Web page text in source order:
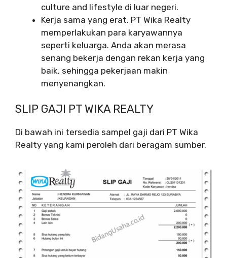
culture and lifestyle di luar negeri.
Kerja sama yang erat. PT Wika Realty
memperlakukan para karyawannya
seperti keluarga. Anda akan merasa
senang bekerja dengan rekan kerja yang
baik, sehingga pekerjaan makin
menyenangkan.
SLIP GAJI PT WIKA REALTY
Di bawah ini tersedia sampel gaji dari PT Wika
Realty yang kami peroleh dari beragam sumber.